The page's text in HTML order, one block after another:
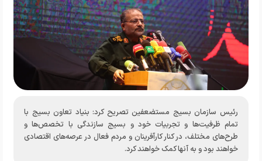
رئیس سازمان بسیج مستضعفین تصریح کرد: بنیاد تعاون بسیج با
تمام ظرفیت‌ها و تجربیات خود و بسیج سازندگی با تخصص‌ها و
طرح‌های مختلف، در کنار کارآفرینان و مردم فعال در عرصه‌های اقتصادی
خواهند بود و به آنها کمک خواهند کرد.